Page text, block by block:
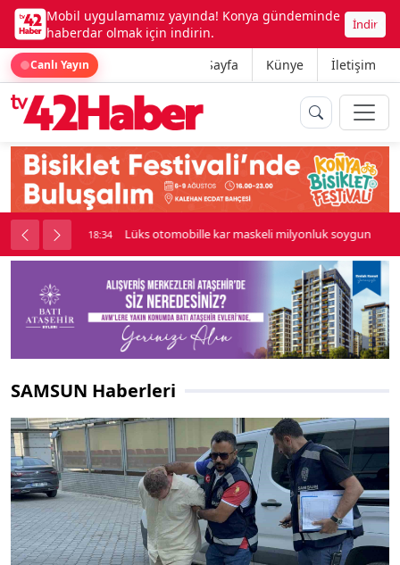
Mobil uygulamamız yayında! Konya gündeminde
haberdar olmak için indirin.
İndir
Canlı Yayın Ana Sayfa Künye İletişim
kavga çıktı 18:34 Lüks otomobille kar maskeli milyonluk soygun
SAMSUN Haberleri